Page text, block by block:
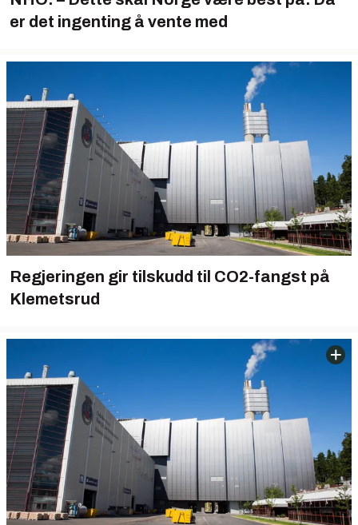
er det ingenting å vente med
Regjeringen gir tilskudd til CO2-fangst på
Klemetsrud